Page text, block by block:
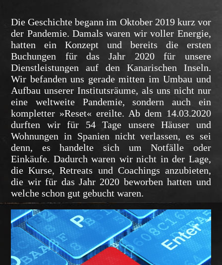
Die Geschichte begann im Oktober 2019 kurz vor
der Pandemie. Damals waren wir voller Energie,
hatten ein Konzept und bereits die ersten
Buchungen für das Jahr 2020 für unsere
Dienstleistungen auf den Kanarischen Inseln.
Wir befanden uns gerade mitten im Umbau und
Aufbau unserer Institutsräume, als uns nicht nur
eine weltweite Pandemie, sondern auch ein
kompletter »Reset« ereilte. Ab dem 14.03.2020
durften wir für 54 Tage unsere Häuser und
Wohnungen in Spanien nicht verlassen, es sei
denn, es handelte sich um Notfälle oder
Einkäufe. Dadurch waren wir nicht in der Lage,
die Kurse, Retreats und Coachings anzubieten,
die wir für das Jahr 2020 beworben hatten und
welche schon gut gebucht waren.